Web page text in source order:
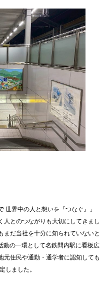
世界中の人と想いを『つなぐ』」
人とのつながりも大切にしてきまし
まだ当社を十分に知られていないと
動の一環として名鉄間内駅に看板広
元住民や通勤・通学者に認知しても
しました。